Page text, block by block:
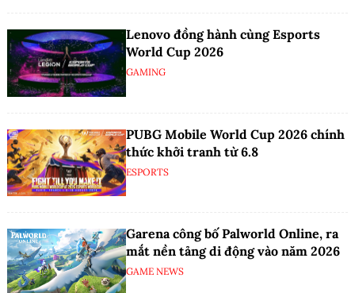
Lenovo đồng hành cùng Esports
World Cup 2026
GAMING
PUBG Mobile World Cup 2026 chính
thức khởi tranh từ 6.8
ESPORTS
Garena công bố Palworld Online, ra
mắt nền tảng di động vào năm 2026
GAME NEWS